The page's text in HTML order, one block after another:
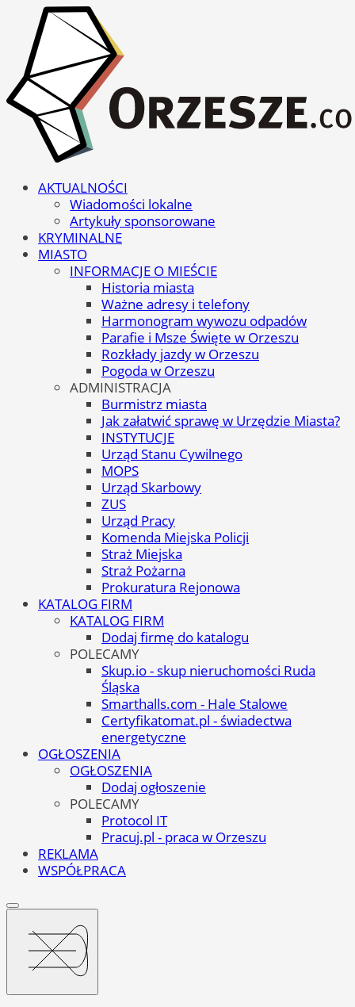
AKTUALNOŚCI
Wiadomości lokalne
Artykuły sponsorowane
KRYMINALNE
MIASTO
INFORMACJE O MIEŚCIE
Historia miasta
Ważne adresy i telefony
Harmonogram wywozu odpadów
Parafie i Msze Święte w Orzeszu
Rozkłady jazdy w Orzeszu
Pogoda w Orzeszu
ADMINISTRACJA
Burmistrz miasta
Jak załatwić sprawę w Urzędzie Miasta?
INSTYTUCJE
Urząd Stanu Cywilnego
MOPS
Urząd Skarbowy
ZUS
Urząd Pracy
Komenda Miejska Policji
Straż Miejska
Straż Pożarna
Prokuratura Rejonowa
KATALOG FIRM
KATALOG FIRM
Dodaj firmę do katalogu
POLECAMY
Skup.io - skup nieruchomości Ruda
Śląska
Smarthalls.com - Hale Stalowe
Certyfikatomat.pl - świadectwa
energetyczne
OGŁOSZENIA
OGŁOSZENIA
Dodaj ogłoszenie
POLECAMY
Protocol IT
Pracuj.pl - praca w Orzeszu
REKLAMA
WSPÓŁPRACA